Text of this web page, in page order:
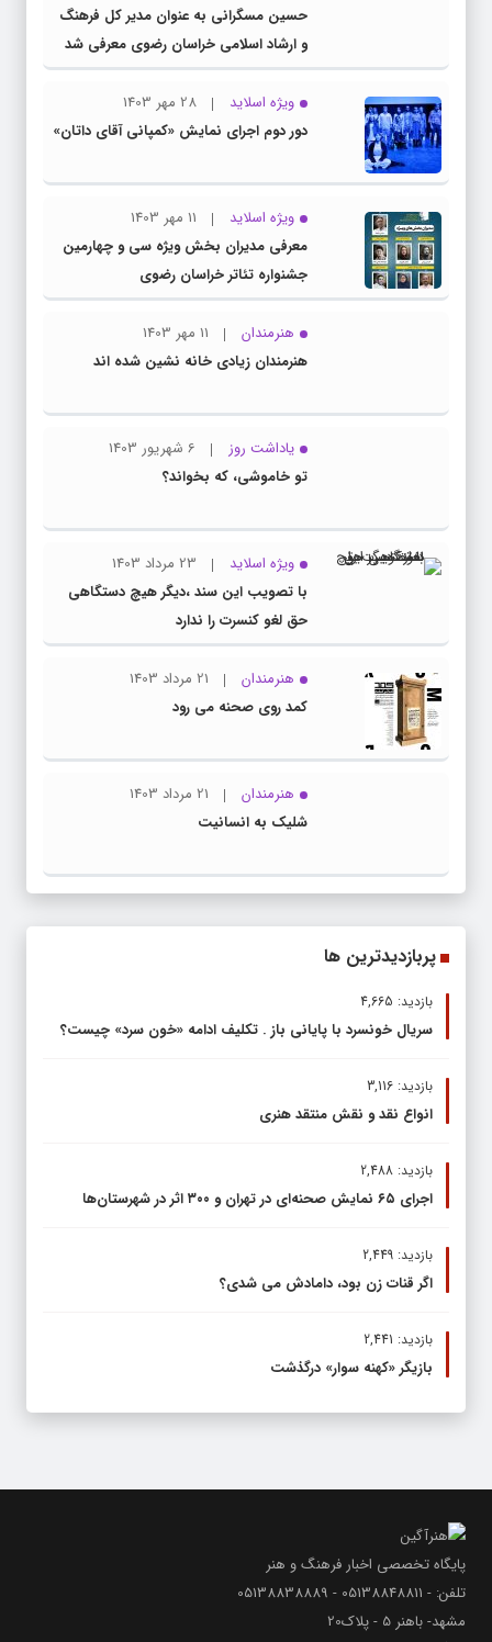
حسین مسگرانی به عنوان مدیر کل فرهنگ
و ارشاد اسلامی خراسان رضوی معرفی شد
ویژه اسلاید
28 مهر 1403
دور دوم اجرای نمایش «کمپانی آقای داتان»
ویژه اسلاید
11 مهر 1403
معرفی مدیران بخش ویژه سی و چهارمین
جشنواره تئاتر خراسان رضوی
هنرمندان
11 مهر 1403
هنرمندان زیادی خانه نشین شده اند
یاداشت روز
6 شهریور 1403
تو خاموشی، که بخواند؟
ویژه اسلاید
23 مرداد 1403
با تصویب این سند ،دیگر هیچ دستگاهی
حق لغو کنسرت را ندارد
هنرمندان
21 مرداد 1403
کمد روی صحنه می رود
هنرمندان
21 مرداد 1403
شلیک به انسانیت
پربازدیدترین ها
بازدید: 4,665
سریال خونسرد با پایانی باز . تکلیف ادامه «خون سرد» چیست؟
بازدید: 3,116
انواع نقد و نقش منتقد هنری
بازدید: 2,488
اجرای ۶۵ نمایش صحنه‌ای در تهران و ۳۰۰ اثر در شهرستان‌ها
بازدید: 2,449
اگر قنات زن بود، دامادش می شدی؟
بازدید: 2,441
بازیگر «کهنه سوار» درگذشت
پایگاه تخصصی اخبار فرهنگ و هنر
تلفن: - 05138848811 - 05138838889
مشهد- باهنر 5 - پلاک20